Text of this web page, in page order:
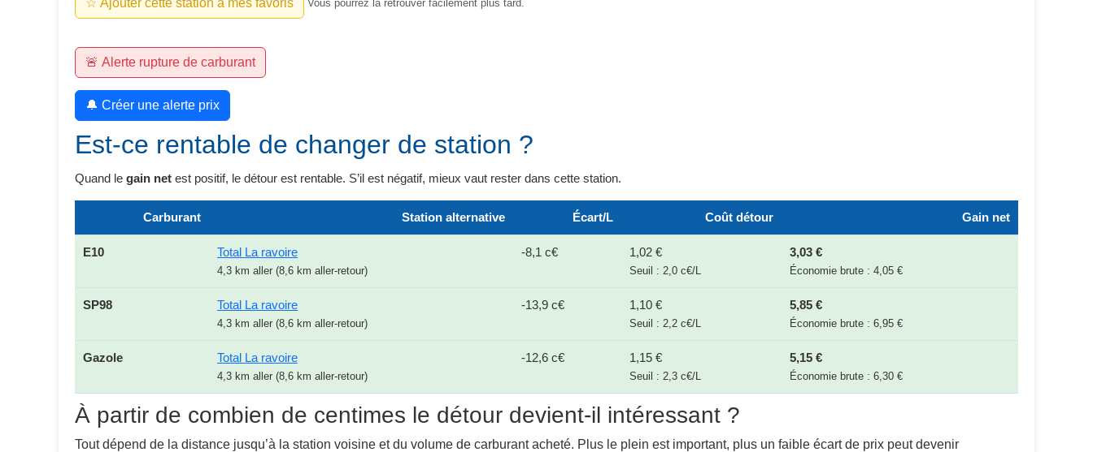
☆ Ajouter cette station à mes favoris Vous pourrez la retrouver facilement plus tard.
🚨 Alerte rupture de carburant
🔔 Créer une alerte prix
Est-ce rentable de changer de station ?
Quand le gain net est positif, le détour est rentable. S’il est négatif, mieux vaut rester dans cette station.
Carburant Station alternative Écart/L Coût détour Gain net
E10 Total La ravoire
4,3 km aller (8,6 km aller-retour)
-8,1 c€ 1,02 €
Seuil : 2,0 c€/L
3,03 €
Économie brute : 4,05 €
SP98 Total La ravoire
4,3 km aller (8,6 km aller-retour)
-13,9 c€ 1,10 €
Seuil : 2,2 c€/L
5,85 €
Économie brute : 6,95 €
Gazole Total La ravoire
4,3 km aller (8,6 km aller-retour)
-12,6 c€ 1,15 €
Seuil : 2,3 c€/L
5,15 €
Économie brute : 6,30 €
À partir de combien de centimes le détour devient-il intéressant ?
Tout dépend de la distance jusqu’à la station voisine et du volume de carburant acheté. Plus le plein est important, plus un faible écart de prix peut devenir